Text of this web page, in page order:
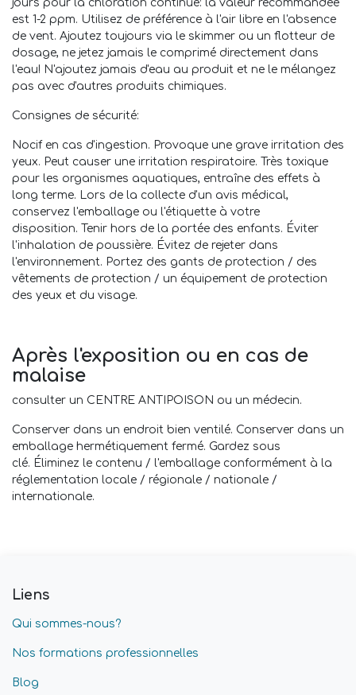
jours pour la chloration continue: la valeur recommandée
est 1-2 ppm. Utilisez de préférence à l'air libre en l'absence
de vent. Ajoutez toujours via le skimmer ou un flotteur de
dosage, ne jetez jamais le comprimé directement dans
l'eau! N'ajoutez jamais d'eau au produit et ne le mélangez
pas avec d'autres produits chimiques.
Consignes de sécurité:
Nocif en cas d'ingestion. Provoque une grave irritation des
yeux. Peut causer une irritation respiratoire. Très toxique
pour les organismes aquatiques, entraîne des effets à
long terme. Lors de la collecte d'un avis médical,
conservez l'emballage ou l'étiquette à votre
disposition. Tenir hors de la portée des enfants. Éviter
l'inhalation de poussière. Évitez de rejeter dans
l'environnement. Portez des gants de protection / des
vêtements de protection / un équipement de protection
des yeux et du visage.
Après l'exposition ou en cas de
malaise
consulter un CENTRE ANTIPOISON ou un médecin.
Conserver dans un endroit bien ventilé. Conserver dans un
emballage hermétiquement fermé. Gardez sous
clé. Éliminez le contenu / l'emballage conformément à la
réglementation locale / régionale / nationale /
internationale.
Liens
Qui sommes-nous?
Nos formations professionnelles
Blog